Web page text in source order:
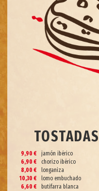
jamón ibérico
9,90 €
chorizo ibérico
6,90 €
longaniza
8,00 €
lomo embuchado
10,30 €
butifarra blanca
6,60 €